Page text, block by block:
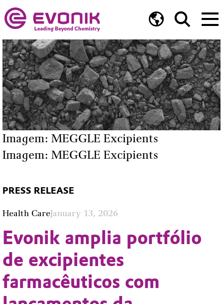
Imagem: MEGGLE Excipients
Imagem: MEGGLE Excipients
PRESS RELEASE
Health CareJanuary 13, 2026
Evonik amplia portfólio
de excipientes
farmacêuticos com